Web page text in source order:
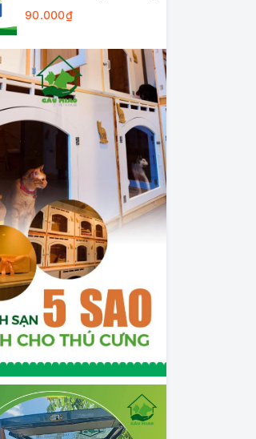
#khách_sạn_thú_cưng
90.000₫